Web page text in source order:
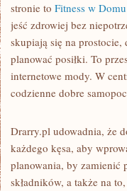
stronie to Fitness w Domu
jeść zdrowiej bez
skupiają się na
planować posiłki. To
internetowe mody. W
codzienne dobre
Drarry.pl udowadnia, że
każdego kęsa, aby
planowania, by zamienić
składników, a także na